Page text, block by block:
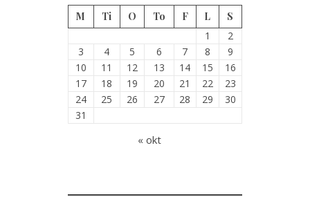
M Ti O To F L
S
1
2
3
4 5 6 7 8
9
10
11 12 13 14 15
16
17
18 19 20 21 22
23
24
25 26 27 28 29
30
31
« okt